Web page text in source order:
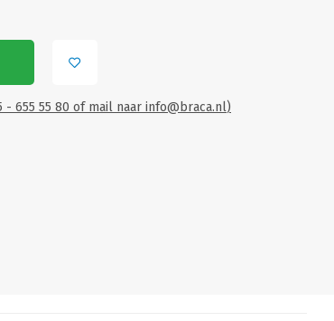
- 655 55 80 of mail naar info@braca.nl)